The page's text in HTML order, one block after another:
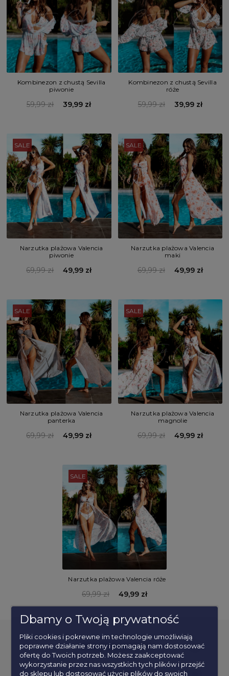
Kombinezon z chustą Sevilla
piwonie
59,99 zł 39,99 zł
Kombinezon z chustą Sevilla
róże
59,99 zł 39,99 zł
SALE
Narzutka plażowa Valencia
piwonie
69,99 zł 49,99 zł
SALE
Narzutka plażowa Valencia
maki
69,99 zł 49,99 zł
SALE
Narzutka plażowa Valencia
panterka
69,99 zł 49,99 zł
SALE
Narzutka plażowa Valencia
magnolie
69,99 zł 49,99 zł
SALE
Narzutka plażowa Valencia róże
69,99 zł 49,99 zł
POPULARNE KATEGORIE
Dbamy o Twoją prywatność
Pliki cookies i pokrewne im technologie umożliwiają
poprawne działanie strony i pomagają nam dostosować
ofertę do Twoich potrzeb. Możesz zaakceptować
wykorzystanie przez nas wszystkich tych plików i przejść
do sklepu lub dostosować użycie plików do swoich